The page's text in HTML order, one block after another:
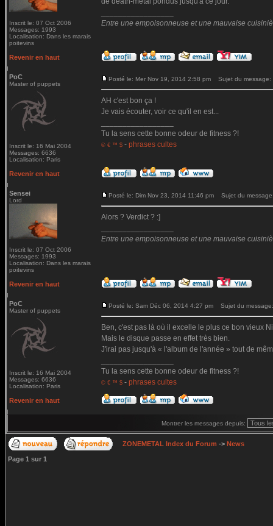
Inscrit le: 07 Oct 2006
Messages: 1993
Localisation: Dans les marais
poitevins
Entre une empoisonneuse et une mauvaise
Revenir en haut
PoC
Master of puppets
Inscrit le: 16 Mai 2004
Messages: 6636
Localisation: Paris
Posté le: Mer Nov 19, 2014 2:58 pm Sujet du message:
AH c'est bon ça !
Je vais écouter, voir ce qu'il en est...
Tu la sens cette bonne odeur de fitness ?!
© € ™ $ - phrases cultes
Revenir en haut
Sensei
Lord
Inscrit le: 07 Oct 2006
Messages: 1993
Localisation: Dans les marais
poitevins
Posté le: Dim Nov 23, 2014 11:46 pm Sujet du
Alors ? Verdict ? :]
Entre une empoisonneuse et une mauvaise
Revenir en haut
PoC
Master of puppets
Inscrit le: 16 Mai 2004
Messages: 6636
Localisation: Paris
Posté le: Sam Déc 06, 2014 4:27 pm Sujet du message:
Ben, c'est pas là où il excelle le plus ce bon vieux
Mais le disque passe en effet très bien.
J'irai pas jusqu'à « l'album de l'année » tout de
Tu la sens cette bonne odeur de fitness ?!
© € ™ $ - phrases cultes
Revenir en haut
Montrer les messages depuis:
ZONEMETAL Index du Forum -> News
Page 1 sur 1